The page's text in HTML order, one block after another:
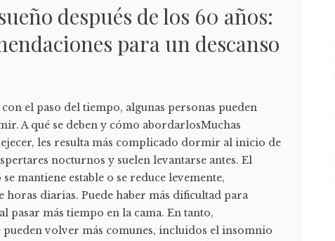
después de los 60 años:
para un descanso
con el paso del tiempo, algunas personas pueden
A qué se deben y cómo abordarlosMuchas
les resulta más complicado dormir al inicio de
nocturnos y suelen levantarse antes. El
mantiene estable o se reduce levemente,
horas diarias. Puede haber más dificultad para
pasar más tiempo en la cama. En tanto,
pueden volver más comunes, incluidos el insomnio